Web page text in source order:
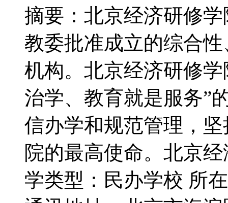
摘要：北京经济研修
教委批准成立的综合
机构。北京经济研修
治学、教育就是服务”
信办学和规范管理，
院的最高使命。北京
学类型：民办学校 所